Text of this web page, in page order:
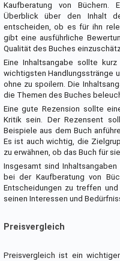
Kaufberatung von Büchern.
Überblick über den Inhalt
entscheiden, ob es für ihn
gibt eine ausführliche
Qualität des Buches
Eine Inhaltsangabe sollte
wichtigsten Handlungsstränge
ohne zu spoilern. Die
die Themen des Buches
Eine gute Rezension sollte
Kritik sein. Der Rezensent
Beispiele aus dem Buch
Es ist auch wichtig, die
zu erwähnen, ob das Buch für
Insgesamt sind
bei der Kaufberatung von
Entscheidungen zu treffen
seinen Interessen und
Preisvergleich
Preisvergleich ist ein